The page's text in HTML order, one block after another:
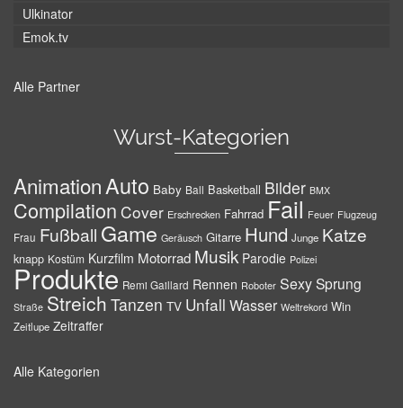
Ulkinator
Emok.tv
Alle Partner
Wurst-Kategorien
AnimationAuto Baby Ball Basketball Bilder BMX
Compilation Cover Erschrecken Fahrrad Fail Feuer Flugzeug
Frau Fußball Game Geräusch Gitarre Hund Junge Katze
knapp Kostüm Kurzfilm Motorrad Musik Parodie Polizei
Produkte Remi Gaillard Rennen Roboter SexySprung
Straße Streich Tanzen TV Unfall Wasser Weltrekord Win
Zeitlupe Zeitraffer
Alle Kategorien